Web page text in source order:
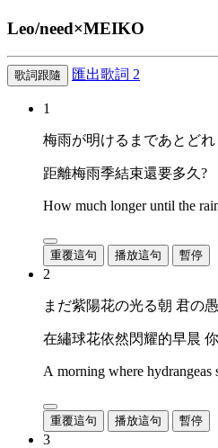
Leo/need×MEIKO
歌詞跟隨 匯出歌詞 2
1
梅雨が明けるまであとどれ
距離梅雨季結束還要多久?
How much longer until the
重覆這句 播放這句 暫停
2
まだ紫陽花の光る朝 君の
在繡球花依然閃耀的早晨
A morning where
重覆這句 播放這句 暫停
3